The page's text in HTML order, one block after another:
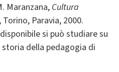
Maranzana, Cultura
, Torino, Paravia, 2000.
si può studiare su
della pedagogia di